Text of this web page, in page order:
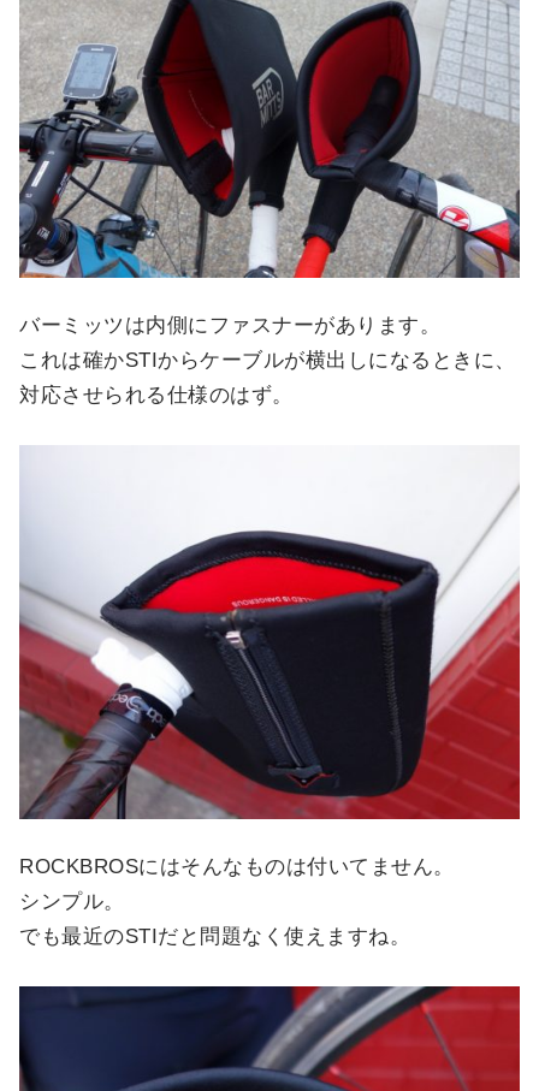
バーミッツは内側にファスナーがあります。
これは確かSTIからケーブルが横出しになるときに、
対応させられる仕様のはず。
ROCKBROSにはそんなものは付いてません。
シンプル。
でも最近のSTIだと問題なく使えますね。